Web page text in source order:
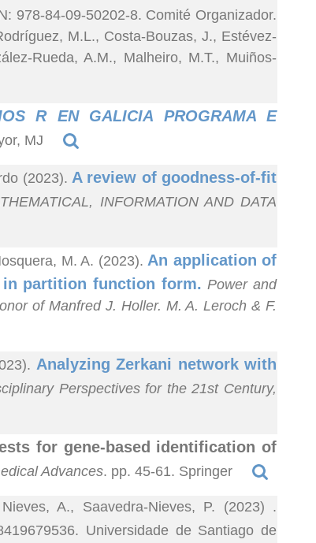
978-84-09-50202-8. Comité Organizador.
M.L., Costa-Bouzas, J., Estévez-
Rueda, A.M., Malheiro, M.T., Muiños-
R EN GALICIA PROGRAMA E
MJ
(2023). A review of goodness-of-fit
INFORMATION AND DATA
M. A. (2023). An application of
partition function form. Power and
of Manfred J. Holler. M. A. Leroch & F.
Analyzing Zerkani network with
Perspectives for the 21st Century,
for gene-based identification of
Advances. pp. 45-61. Springer
A., Saavedra-Nieves, P. (2023) .
Universidade de Santiago de